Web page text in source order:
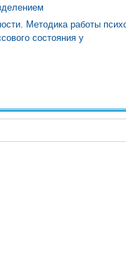
Методика работы
состояния у